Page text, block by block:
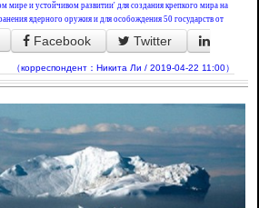
мире и устойчивом развитии' для создания крепкого мира на
ядерного оружия и для особождения 50 государств от
Facebook
Twitter
（корреспондент：Никита Ли / 2019-04-22 11:00）